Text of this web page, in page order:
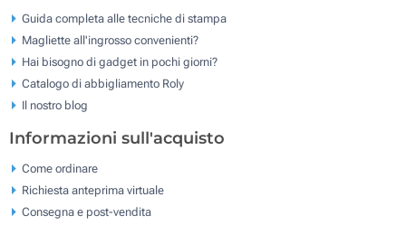
Guida completa alle tecniche di stampa
Magliette all'ingrosso convenienti?
Hai bisogno di gadget in pochi giorni?
Catalogo di abbigliamento Roly
Il nostro blog
Informazioni sull'acquisto
Come ordinare
Richiesta anteprima virtuale
Consegna e post-vendita